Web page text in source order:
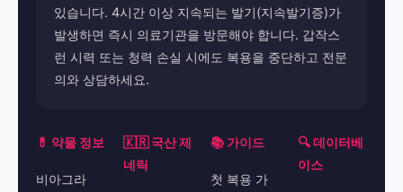
있습니다. 4시간 이상 지속되는 발기(지속발기증)가
발생하면 즉시 의료기관을 방문해야 합니다. 갑작스
런 시력 또는 청력 손실 시에도 복용을 중단하고 전문
의와 상담하세요.
💊 약물 정보
비아그라
🇰🇷 국산 제
네릭
📚 가이드
첫 복용 가
🔍 데이터베
이스